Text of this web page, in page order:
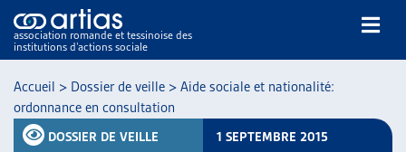
association romande et tessinoise des
institutions d’actions sociale
Accueil > Dossier de veille > Aide sociale et nationalité:
ordonnance en consultation
DOSSIER DE VEILLE 1 SEPTEMBRE 2015